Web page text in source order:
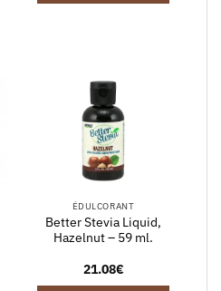
ÉDULCORANT
Better Stevia Liquid,
Hazelnut – 59 ml.
21.08€